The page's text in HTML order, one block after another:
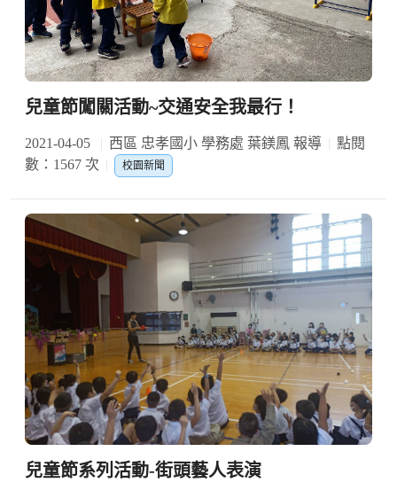
兒童節闖關活動~交通安全我最行！
2021-04-05 西區 忠孝國小 學務處 葉鎂鳳 報導
點閱
數：1567 次
校園新聞
兒童節系列活動-街頭藝人表演